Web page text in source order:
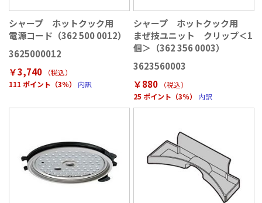
シャープ ホットクック用
電源コード（362 500 0012）
3625000012
￥3,740
（税込）
111 ポイント（3％）
内訳
シャープ ホットクック用
まぜ技ユニット クリップ＜1
個＞（362 356 0003）
3623560003
￥880
（税込）
25 ポイント（3％）
内訳